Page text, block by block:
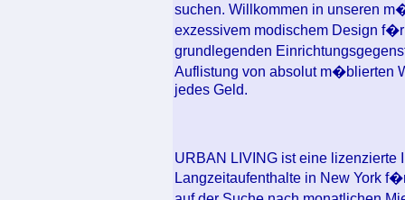
suchen. Willkommen in unseren
exzessivem modischem Design
grundlegenden
Auflistung von absolut m�blierten
jedes Geld.
URBAN LIVING ist eine lizenzierte
Langzeitaufenthalte in New York